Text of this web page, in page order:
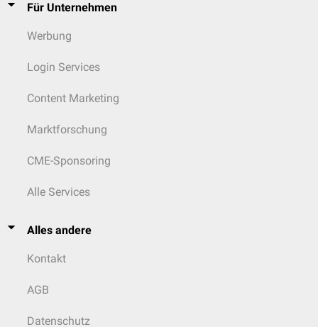
Für Unternehmen
Werbung
Login Services
Content Marketing
Marktforschung
CME-Sponsoring
Alle Services
Alles andere
Kontakt
AGB
Datenschutz